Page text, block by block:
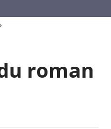
1
roman